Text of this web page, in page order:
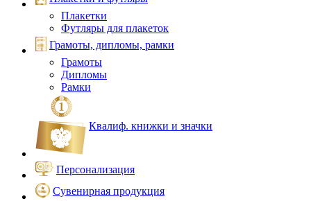
Плакетки
Футляры для плакеток
Грамоты, дипломы, рамки
Грамоты
Дипломы
Рамки
Квалиф. книжки и значки
Персонализация
Сувенирная продукция